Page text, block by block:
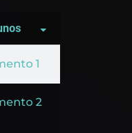
1
2